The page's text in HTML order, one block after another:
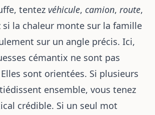
tentez véhicule, camion, route,
si la chaleur monte sur la famille
sur un angle précis. Ici,
cémantix ne sont pas
sont orientées. Si plusieurs
ensemble, vous tenez
crédible. Si un seul mot